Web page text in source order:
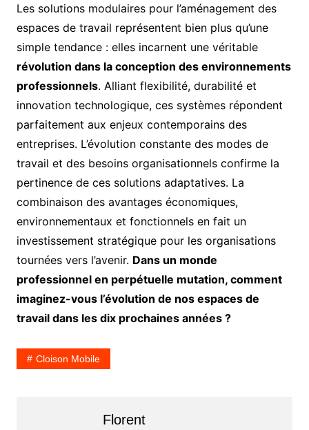
Les solutions modulaires pour l’aménagement des
espaces de travail représentent bien plus qu’une
simple tendance : elles incarnent une véritable
révolution dans la conception des environnements
professionnels. Alliant flexibilité, durabilité et
innovation technologique, ces systèmes répondent
parfaitement aux enjeux contemporains des
entreprises. L’évolution constante des modes de
travail et des besoins organisationnels confirme la
pertinence de ces solutions adaptatives. La
combinaison des avantages économiques,
environnementaux et fonctionnels en fait un
investissement stratégique pour les organisations
tournées vers l’avenir. Dans un monde
professionnel en perpétuelle mutation, comment
imaginez-vous l’évolution de nos espaces de
travail dans les dix prochaines années ?
Cloison Mobile
Florent